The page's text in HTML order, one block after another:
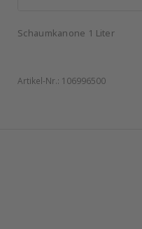
Schaumkanone 1 Liter
Artikel-Nr.: 106996500